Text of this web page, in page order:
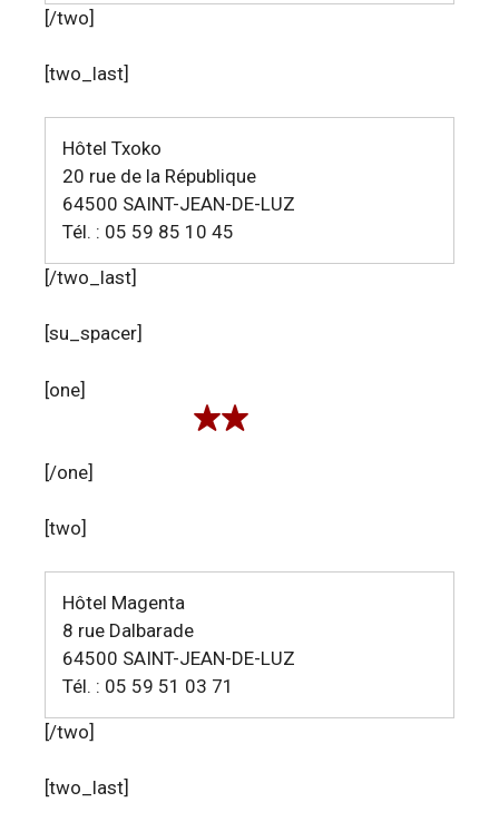
[/two]
[two_last]
Hôtel Txoko
20 rue de la République
64500 SAINT-JEAN-DE-LUZ
Tél. : 05 59 85 10 45
[/two_last]
[su_spacer]
[one]
[/one]
[two]
Hôtel Magenta
8 rue Dalbarade
64500 SAINT-JEAN-DE-LUZ
Tél. : 05 59 51 03 71
[/two]
[two_last]